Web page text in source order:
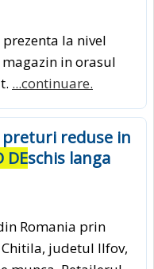
la nivel
in orasul
...continuare.
preturi reduse in
DEschis langa
Romania prin
judetul Ilfov,